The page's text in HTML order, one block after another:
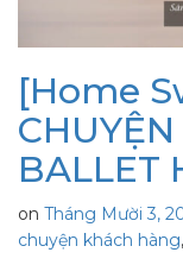
[Home
BALLET
on Tháng Mười 3,
chuyện khách hàng,